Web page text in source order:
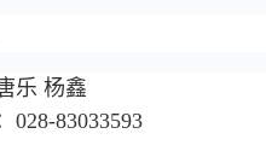
乐 杨鑫
028-83033593